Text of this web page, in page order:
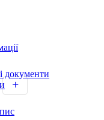
документи